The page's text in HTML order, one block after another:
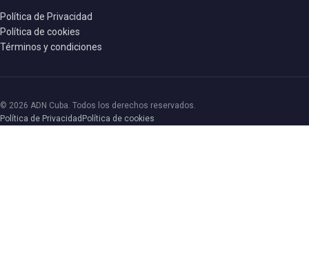
Política de Privacidad
Política de cookies
Términos y condiciones
© 2026 ADN Cuba. Todos los derechos reservados.
Política de Privacidad Política de cookies